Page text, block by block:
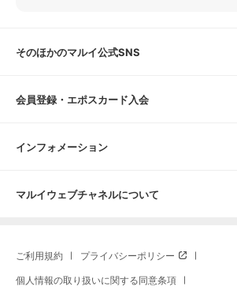
そのほかのマルイ公式SNS
会員登録・エポスカード入会
インフォメーション
マルイウェブチャネルについて
ご利用規約 プライバシーポリシー
個人情報の取り扱いに関する同意条項